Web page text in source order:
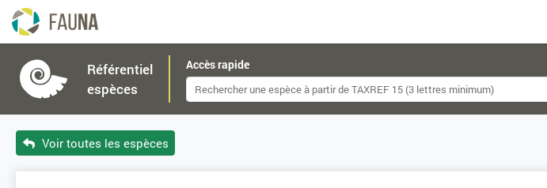
Référentiel
espèces
Accès rapide
Voir toutes les espèces